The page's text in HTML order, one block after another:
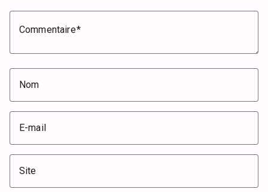
Commentaire
Nom
E-mail
Site